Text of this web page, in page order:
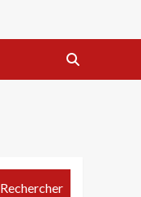
Rechercher